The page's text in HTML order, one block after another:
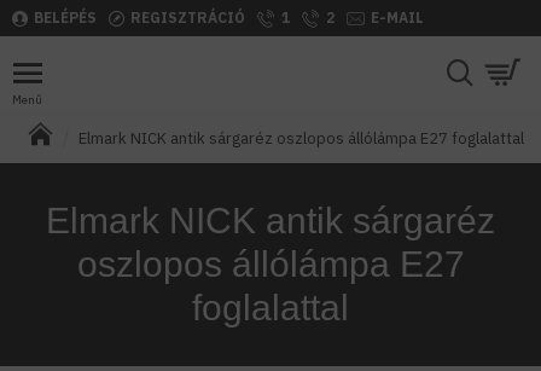
BELÉPÉS REGISZTRÁCIÓ 1 2 E-MAIL
Elmark NICK antik sárgaréz oszlopos állólámpa E27 foglalattal
Elmark NICK antik sárgaréz
oszlopos állólámpa E27
foglalattal